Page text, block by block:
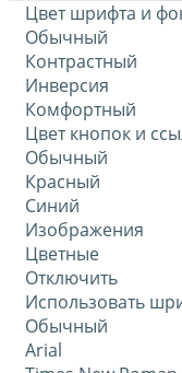
Цвет шрифта и
Обычный
Контрастный
Инверсия
Комфортный
Цвет кнопок и
Обычный
Красный
Синий
Изображения
Цветные
Отключить
Использовать
Обычный
Arial